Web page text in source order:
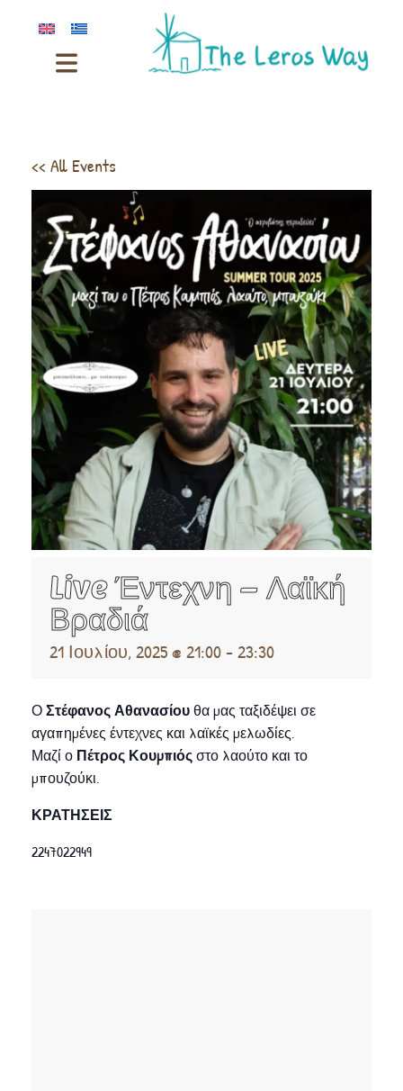
<< All Events
Live Έντεχνη – Λαϊκή
Βραδιά
21 Ιουλίου, 2025 @ 21:00-23:30
ΟΣτέφανος Αθανασίουθα μας ταξιδέψει σε
αγαπημένες έντεχνες και λαϊκές μελωδίες.
Μαζί ο Πέτρος Κουμπιόςστο λαούτο και το
μπουζούκι.
ΚΡΑΤΗΣΕΙΣ
2247022949